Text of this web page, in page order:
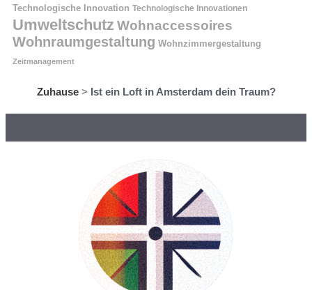
Technologische Innovation Technologische Innovationen
Umweltschutz Wohnaccessoires
Wohnraumgestaltung Wohnzimmergestaltung
Zeitmanagement
Zuhause> Ist ein Loft in Amsterdam dein Traum?